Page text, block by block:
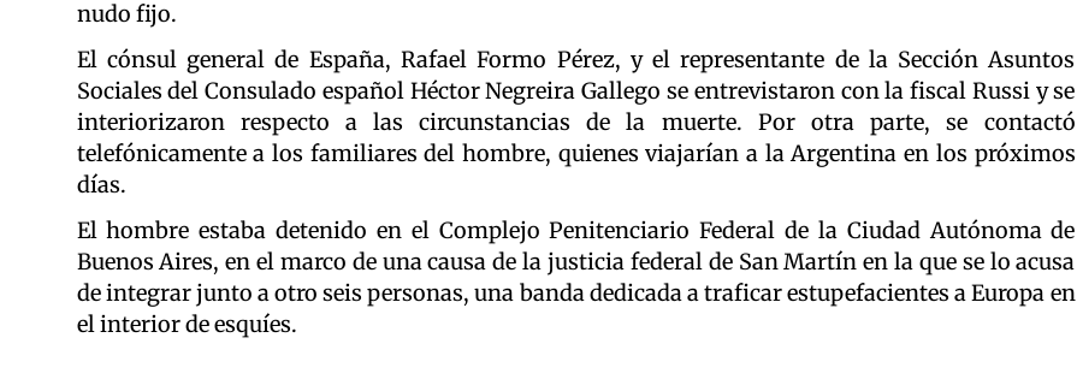
nudo fijo.
El cónsul general de España, Rafael Formo Pérez, y el representante de la Sección Asuntos
Sociales del Consulado español Héctor Negreira Gallego se entrevistaron con la fiscal Russi y se
interiorizaron respecto a las circunstancias de la muerte. Por otra parte, se contactó
telefónicamente a los familiares del hombre, quienes viajarían a la Argentina en los próximos
días.
El hombre estaba detenido en el Complejo Penitenciario Federal de la Ciudad Autónoma de
Buenos Aires, en el marco de una causa de la justicia federal de San Martín en la que se lo acusa
de integrar junto a otro seis personas, una banda dedicada a traficar estupefacientes a Europa en
el interior de esquíes.